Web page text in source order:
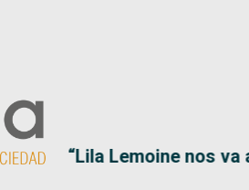
“Lila Lemoine nos